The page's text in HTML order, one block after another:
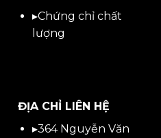
▸Chứng chỉ chất
lượng
ĐỊA CHỈ LIÊN HỆ
▸364 Nguyễn Văn